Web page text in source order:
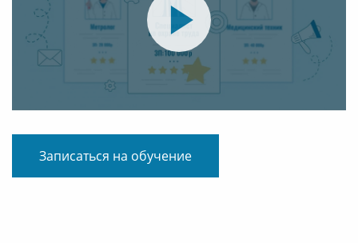
Записаться на обучение